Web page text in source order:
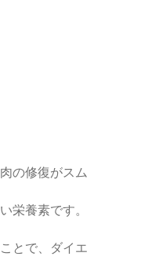
の修復がスム
栄養素です。
とで、ダイエ